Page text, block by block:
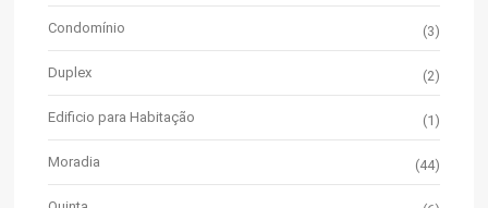
Condomínio (3)
Duplex (2)
Edificio para Habitação (1)
Moradia (44)